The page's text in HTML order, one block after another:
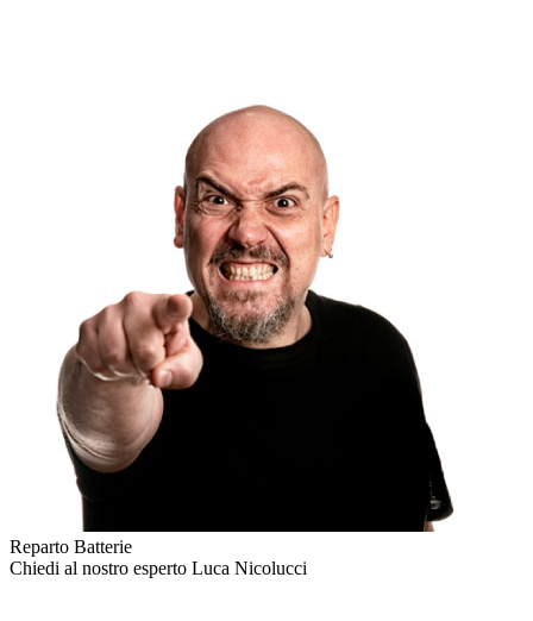
Reparto Batterie
Chiedi al nostro esperto Luca Nicolucci